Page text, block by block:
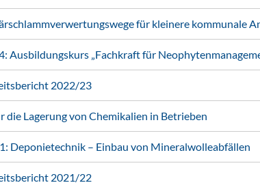
für kleinere kommunale
Ausbildungskurs „Fachkraft für
2022/23
die Lagerung von Chemikalien in Betrieben
Deponietechnik – Einbau von Mineralwolleabfällen
2021/22